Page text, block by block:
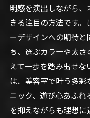
明感を演出しながら
きる注目の方法です
ーデザインへの期待
ち、選ぶカラーや太
えて一歩を踏み出せ
は、美容室で叶う多
ニック、遊び心あふ
を抑えながらも理想に